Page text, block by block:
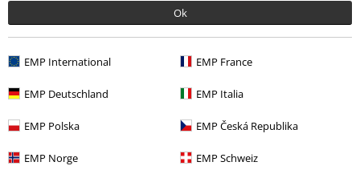
Ok
EMP International EMP France
EMP Deutschland EMP Italia
EMP Polska EMP Česká Republika
EMP Norge EMP Schweiz
Perfekt
Längd
För kort
Perfekt
Verifierad recension
Hade du någon nytta av den här recensionen?